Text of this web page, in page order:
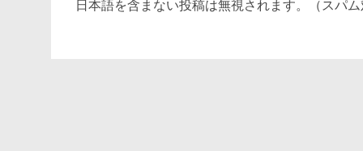
日本語を含まない投稿は無視されます。（スパ